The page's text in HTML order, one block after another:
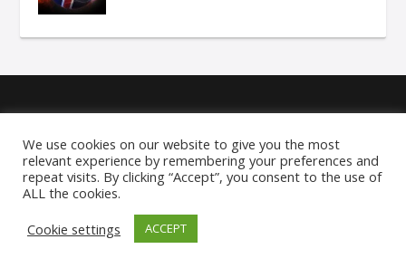
Copyright © 2026 SwanseaFC.pl
Linki
Polityka prywatności Redakcja
Współpraca
Kontakt
Serwis wyłącznie dla osób powyżej 18 lat. Hazard może
uzależniać. Graj odpowiedzialnie.
We use cookies on our website to give you the most
relevant experience by remembering your preferences and
repeat visits. By clicking “Accept”, you consent to the use of
ALL the cookies.
Cookie settings
ACCEPT